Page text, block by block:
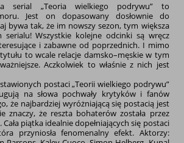
serial „Teoria wielkiego podrywu” to
Jest on dopasowany dosłownie do
bywa tak, że im nowszy sezon, tym większa
Wszystkie kolejne odcinki są wręcz
i zabawne od poprzednich. I mimo
to wcale relacje damsko–męskie w tym
Aczkolwiek to właśnie z nich jest
postaci „Teorii wielkiego podrywu”
na słowa pochwały krytyków i fanów
że najbardziej wyróżniającą się postacią jest
znaczy, że reszta bohaterów została przez
piątka idealnie dopełniających się postaci
przyniosła fenomenalny efekt. Aktorzy: